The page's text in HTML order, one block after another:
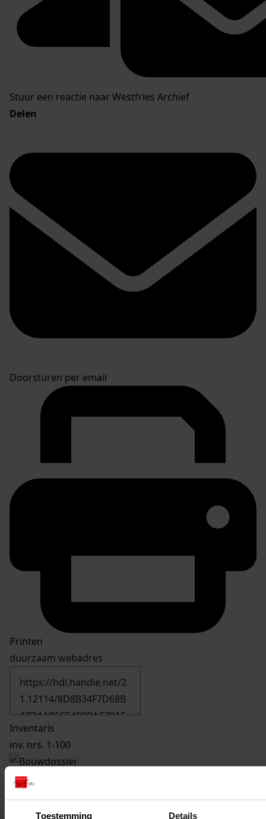
Toestemming Details
Stuur een reactie naar Westfries Archief
Delen
Doorsturen per email
Printen
duurzaam webadres
Inventaris
inv. nrs. 1-100
90Verbouw woning, 1966